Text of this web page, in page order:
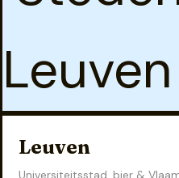
Leuven
Universiteitsstad, bier &